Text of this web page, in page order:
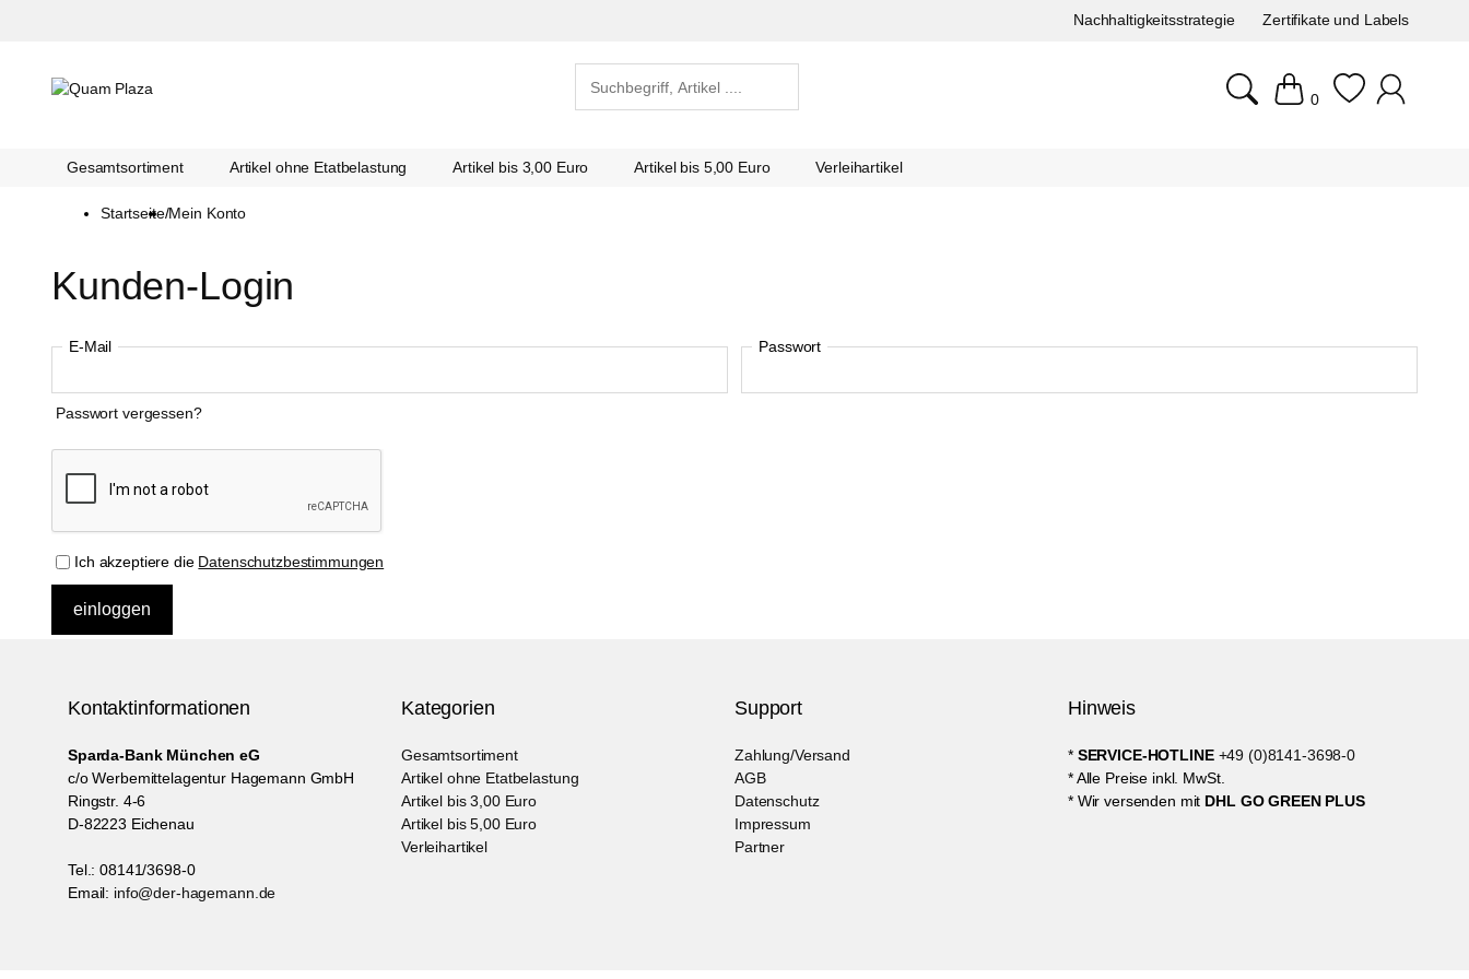
Nachhaltigkeitsstrategie Zertifikate und Labels
0
Gesamtsortiment Artikel ohne Etatbelastung Artikel bis 3,00 Euro Artikel bis 5,00 Euro Verleihartikel
Startseite/Mein Konto
Kunden-Login
E-Mail Passwort
Passwort vergessen?
Ich akzeptiere die Datenschutzbestimmungen
Kontaktinformationen
Sparda-Bank München eG
c/o Werbemittelagentur Hagemann GmbH
Ringstr. 4-6
D-82223 Eichenau
Tel.: 08141/3698-0
Email: info@der-hagemann.de
Kategorien
Gesamtsortiment
Artikel ohne Etatbelastung
Artikel bis 3,00 Euro
Artikel bis 5,00 Euro
Verleihartikel
Support
Zahlung/Versand
AGB
Datenschutz
Impressum
Partner
Hinweis
* SERVICE-HOTLINE +49 (0)8141-3698-0
* Alle Preise inkl. MwSt.
* Wir versenden mit DHL GO GREEN PLUS